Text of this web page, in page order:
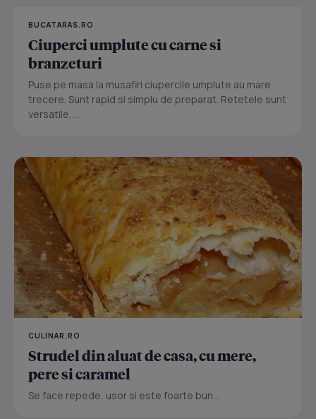
BUCATARAS.RO
Ciuperci umplute cu carne si
branzeturi
Puse pe masa la musafiri ciupercile umplute au mare
trecere. Sunt rapid si simplu de preparat. Retetele sunt
versatile,...
CULINAR.RO
Strudel din aluat de casa, cu mere,
pere si caramel
Se face repede, usor si este foarte bun...